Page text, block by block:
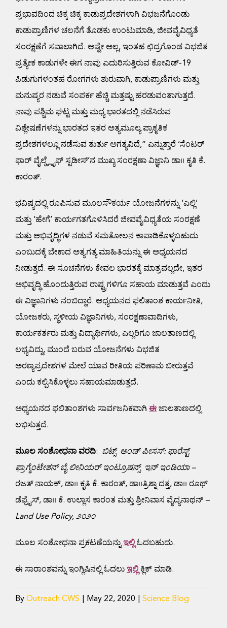
ಪ್ರಭಾವದಿಂದ ಚಿಕ್ಕ ಚಿಕ್ಕ ಕಾಡುಪ್ರದೇಶಗಳಾಗಿ ವಿಭಜನೆಗೊಂಡು
ಕಾಡುಪ್ರಾಣಿಗಳ ಚಲನೆಗೆ ತೊಡಕು ಉಂಟುಮಾಡಿ, ಜೀವವೈವಿಧ್ಯತೆ
ಸಂರಕ್ಷಣೆಗೆ ಸವಾಲಾಗಿದೆ. ಅಷ್ಟೇ ಅಲ್ಲ, ಇಂತಹ ಛಿದ್ರಗೊಂಡ ವಿಭಜಿತ
ಪ್ರತ್ಯೇಕ ಕಾಡುಗಳೇ ಈಗ ನಾವು ಎದುರಿಸುತ್ತಿರುವ ಕೋವಿಡ್-19
ಪಿಡುಗುಗಳಂತಹ ರೋಗಗಳು ಶುರುವಾಗಿ, ಕಾಡುಪ್ರಾಣಿಗಳು ಮತ್ತು
ಮನುಷ್ಯರ ನಡುವೆ ಸಂಪರ್ಕ ಹೆಚ್ಚಿ ಮತ್ತಷ್ಟು ಹರಡುವಂತಾಗುತ್ತದೆ.
ನಾವು ಪಶ್ಚಿಮ ಘಟ್ಟ ಮತ್ತು ಮಧ್ಯ ಭಾರತದಲ್ಲಿ ನಡೆಸಿರುವ
ವಿಶ್ಲೇಷಣೆಗಳನ್ನು ಭಾರತದ ಇತರ ಅತ್ಯಮೂಲ್ಯ ಪ್ರಾಕೃತಿಕ
ಪ್ರದೇಶಗಳಲ್ಲೂ ನಡೆಸುವ ತುರ್ತು ಅಗತ್ಯವಿದೆ,” ಎನ್ನುತ್ತಾರೆ ‘ಸೆಂಟರ್
ಫಾರ್ ವೈಲ್ಡ್ಲೈಫ್ ಸ್ಟಡೀಸ್’ನ ಮುಖ್ಯ ಸಂರಕ್ಷಣಾ ವಿಜ್ಞಾನಿ ಡಾ।। ಕೃತಿ ಕೆ.
ಕಾರಂತ್.
ಭವಿಷ್ಯದಲ್ಲಿ ರೂಪಿಸುವ ಮೂಲಸೌಕರ್ಯ ಯೋಜನೆಗಳನ್ನು ‘ಎಲ್ಲಿ’
ಮತ್ತು ‘ಹೇಗೆ’ ಕಾರ್ಯಗತಗೊಳಿಸಿದರೆ ಜೀವವೈವಿಧ್ಯತೆಯ ಸಂರಕ್ಷಣೆ
ಮತ್ತು ಅಭಿವೃದ್ಧಿಗಳ ನಡುವೆ ಸಮತೋಲನ ಕಾಪಾಡಿಕೊಳ್ಳಬಹುದು
ಎಂಬುದಕ್ಕೆ ಬೇಕಾದ ಅತ್ಯಗತ್ಯ ಮಾಹಿತಿಯನ್ನು ಈ ಅಧ್ಯಯನದ
ನೀಡುತ್ತದೆ. ಈ ಸೂಚನೆಗಳು ಕೇವಲ ಭಾರತಕ್ಕೆ ಮಾತ್ರವಲ್ಲದೇ, ಇತರ
ಅಭಿವೃದ್ಧಿ ಹೊಂದುತ್ತಿರುವ ರಾಷ್ಟ್ರಗಳಿಗೂ ಸಹಾಯ ಮಾಡುತ್ತವೆ ಎಂದು
ಈ ವಿಜ್ಞಾನಿಗಳು ನಂಬಿದ್ದಾರೆ. ಅಧ್ಯಯನದ ಫಲಿತಾಂಶ ಕಾರ್ಯನೀತಿ,
ಯೋಜಕರು, ಸ್ಥಳೀಯ ವಿಜ್ಞಾನಿಗಳು, ಸಂರಕ್ಷಣಾವಾದಿಗಳು,
ಕಾರ್ಯಕರ್ತರು ಮತ್ತು ವಿದ್ಯಾರ್ಥಿಗಳು, ಎಲ್ಲರಿಗೂ ಜಾಲತಾಣದಲ್ಲಿ
ಲಭ್ಯವಿದ್ದು, ಮುಂದೆ ಬರುವ ಯೋಜನೆಗಳು ವಿಭಜಿತ
ಅರಣ್ಯಪ್ರದೇಶಗಳ ಮೇಲೆ ಯಾವ ರೀತಿಯ ಪರಿಣಾಮ ಬೀರುತ್ತವೆ
ಎಂದು ಕಲ್ಪಿಸಿಕೊಳ್ಳಲು ಸಹಾಯಮಾಡುತ್ತದೆ.
ಅಧ್ಯಯನದ ಫಲಿತಾಂಶಗಳು ಸಾರ್ವಜನಿಕವಾಗಿ ಈ ಜಾಲತಾಣದಲ್ಲಿ
ಲಭಿಸುತ್ತದೆ.
ಮೂಲ ಸಂಶೋಧನಾ ವರದಿ: ಬಿಟ್ಸ್ ಅಂಡ್ ಪೀಸಸ್: ಫಾರೆಸ್ಟ್
ಫ್ರಾಗ್ಮೆಂಟೇಶನ್ ಬೈ ಲೀನಿಯರ್ ಇಂಟ್ರೂಷನ್ಸ್ ಇನ್ ಇಂಡಿಯಾ –
ರಜತ್ ನಾಯಕ್, ಡಾ।। ಕೃತಿ ಕೆ. ಕಾರಂತ್, ಡಾ।।ತ್ರಿಶ್ನಾ ದತ್ತ, ಡಾ।। ರೂಥ್
ಡೆಫ್ರೈಸ್, ಡಾ।। ಕೆ. ಉಲ್ಲಾಸ ಕಾರಂತ ಮತ್ತು ಶ್ರೀನಿವಾಸ ವೈದ್ಯನಾಥನ್ –
Land Use Policy, ೨೦೨೦
ಮೂಲ ಸಂಶೋಧನಾ ಪ್ರಕಟಣೆಯನ್ನುಇಲ್ಲಿ ಓದಬಹುದು.
ಈ ಸಾರಾಂಶವನ್ನು ಇಂಗ್ಲಿಷಿನಲ್ಲಿ ಓದಲು ಇಲ್ಲಿ ಕ್ಲಿಕ್ ಮಾಡಿ.
By Outreach CWS May 22, 2020 Science Blog